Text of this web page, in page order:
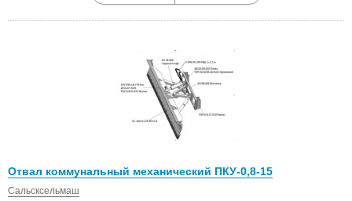
Отвал коммунальный механический ПКУ-0,8-15
Сальсксельмаш